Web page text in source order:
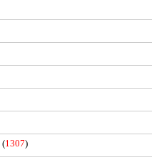
(1307)